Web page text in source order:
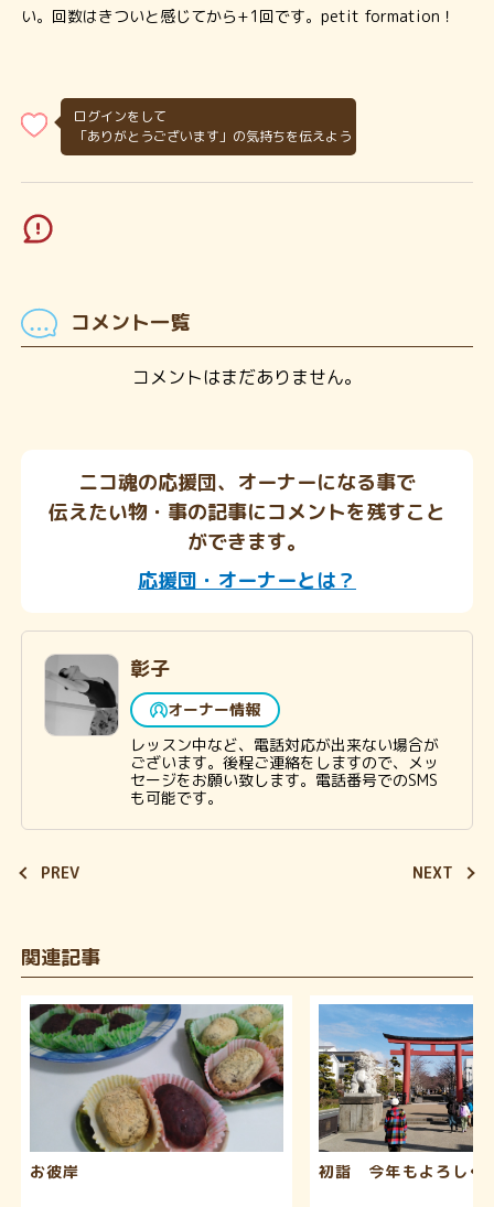
い。回数はきついと感じてから+1回です。petit formation！
ログインをして
「ありがとうございます」の気持ちを伝えよう
コメント一覧
コメントはまだありません。
ニコ魂の応援団、オーナーになる事で
伝えたい物・事の記事にコメントを残すこと
ができます。
応援団・オーナーとは？
彰子
オーナー情報
レッスン中など、電話対応が出来ない場合が
ございます。後程ご連絡をしますので、メッ
セージをお願い致します。電話番号でのSMS
も可能です。
PREV NEXT
関連記事
お彼岸 初詣 今年もよろしく